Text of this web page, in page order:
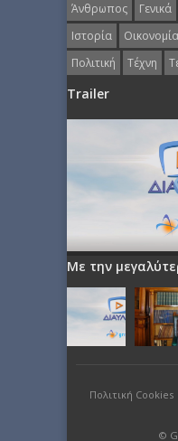
Άνθρωπος Γενικά
Ιστορία
Οικονομία
Πολιτική
Τέχνη
Trailer
Με την
Πολιτική Cookies
©